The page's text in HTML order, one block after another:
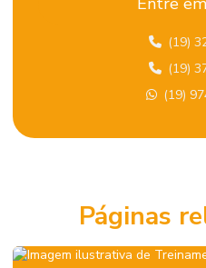
Certificação de gestão ambiental
Certificação global em SST
Certificação internacional em
Certificação iosh
(19)
(19)
(19)
Páginas